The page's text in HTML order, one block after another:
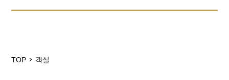
TOP 객실